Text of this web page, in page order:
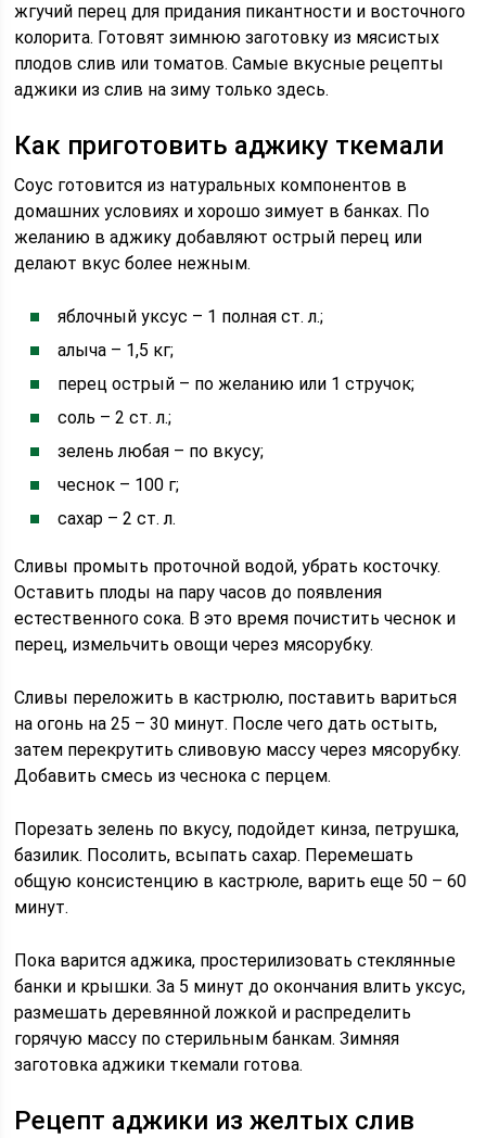
жгучий перец для придания пикантности и восточного
колорита. Готовят зимнюю заготовку из мясистых
плодов слив или томатов. Самые вкусные рецепты
аджики из слив на зиму только здесь.
Как приготовить аджику ткемали
Соус готовится из натуральных компонентов в
домашних условиях и хорошо зимует в банках. По
желанию в аджику добавляют острый перец или
делают вкус более нежным.
яблочный уксус – 1 полная ст. л.;
алыча – 1,5 кг;
перец острый – по желанию или 1 стручок;
соль – 2 ст. л.;
зелень любая – по вкусу;
чеснок – 100 г;
сахар – 2 ст. л.
Сливы промыть проточной водой, убрать косточку.
Оставить плоды на пару часов до появления
естественного сока. В это время почистить чеснок и
перец, измельчить овощи через мясорубку.
Сливы переложить в кастрюлю, поставить вариться
на огонь на 25 – 30 минут. После чего дать остыть,
затем перекрутить сливовую массу через мясорубку.
Добавить смесь из чеснока с перцем.
Порезать зелень по вкусу, подойдет кинза, петрушка,
базилик. Посолить, всыпать сахар. Перемешать
общую консистенцию в кастрюле, варить еще 50 – 60
минут.
Пока варится аджика, простерилизовать стеклянные
банки и крышки. За 5 минут до окончания влить уксус,
размешать деревянной ложкой и распределить
горячую массу по стерильным банкам. Зимняя
заготовка аджики ткемали готова.
Рецепт аджики из желтых слив